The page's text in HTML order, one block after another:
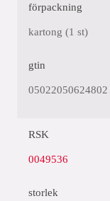
förpackning
kartong (1 st)
gtin
05022050624802
RSK
0049536
storlek